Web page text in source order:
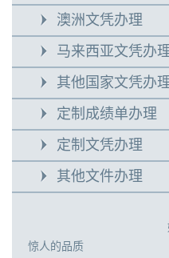
澳洲文凭办理
马来西亚文凭办
其他国家文凭办
定制成绩单办理
定制文凭办理
其他文件办理
惊人的品质